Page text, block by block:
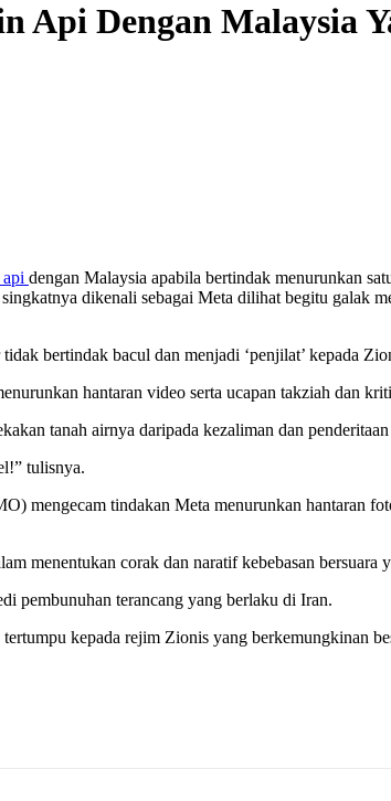
Api Dengan Malaysia
dengan Malaysia apabila bertindak menurunkan
dikenali sebagai Meta dilihat begitu galak
bertindak bacul dan menjadi ‘penjilat’ kepada
hantaran video serta ucapan takziah dan
tanah airnya daripada kezaliman dan
tulisnya.
mengecam tindakan Meta menurunkan hantaran
menentukan corak dan naratif kebebasan bersuara
pembunuhan terancang yang berlaku di Iran.
kepada rejim Zionis yang berkemungkinan